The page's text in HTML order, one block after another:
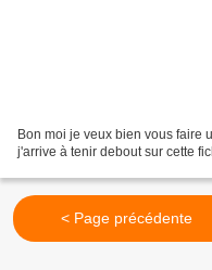
Bon moi je veux bien vous faire
j'arrive à tenir debout sur cette
< Page précédente